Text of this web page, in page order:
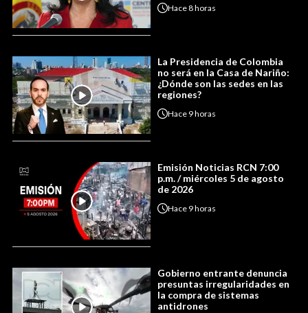
Hace8 horas
La Presidencia de Colombia
no será en la Casa de Nariño:
¿Dónde son las sedes en las
regiones?
Hace 9 horas
Emisión Noticias RCN 7:00
p.m. / miércoles 5 de agosto
de 2026
Hace 9 horas
Gobierno entrante denuncia
presuntas irregularidades en
la compra de sistemas
antidrones